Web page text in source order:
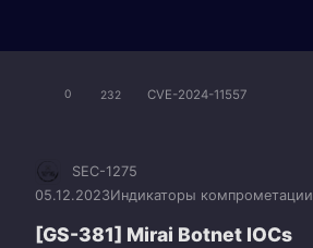
0 232 CVE-2024-11557
SEC-1275
05.12.2023Индикаторы компрометации
[GS-381] Mirai Botnet IOCs